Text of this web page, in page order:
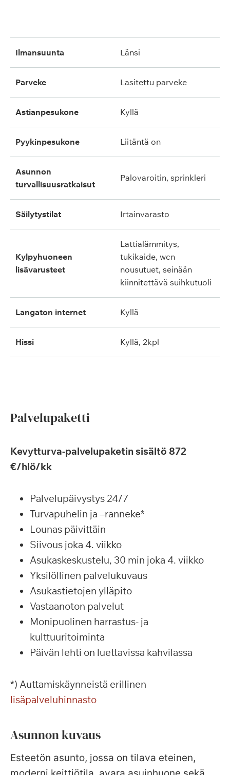
ilmansuunta länsi
parveke lasitettu parveke
astianpesukone kyllä
pyykinpesukone liitäntä on
asunnon
turvallisuusratkaisut
palovaroitin, sprinkleri
säilytystilat irtainvarasto
kylpyhuoneen
lisävarusteet
lattialämmitys,
tukikaide, wcn
nousutuet, seinään
kiinnitettävä suihkutuoli
langaton internet kyllä
hissi kyllä, 2kpl
Palvelupaketti
Kevytturva-palvelupaketin sisältö 872
€/hlö/kk
Palvelupäivystys 24/7
Turvapuhelin ja –ranneke*
Lounas päivittäin
Siivous joka 4. viikko
Asukaskeskustelu, 30 min joka 4. viikko
Yksilöllinen palvelukuvaus
Asukastietojen ylläpito
Vastaanoton palvelut
Monipuolinen harrastus- ja
kulttuuritoiminta
Päivän lehti on luettavissa kahvilassa
*) Auttamiskäynneistä erillinen
lisäpalveluhinnasto
Asunnon kuvaus
Esteetön asunto, jossa on tilava eteinen,